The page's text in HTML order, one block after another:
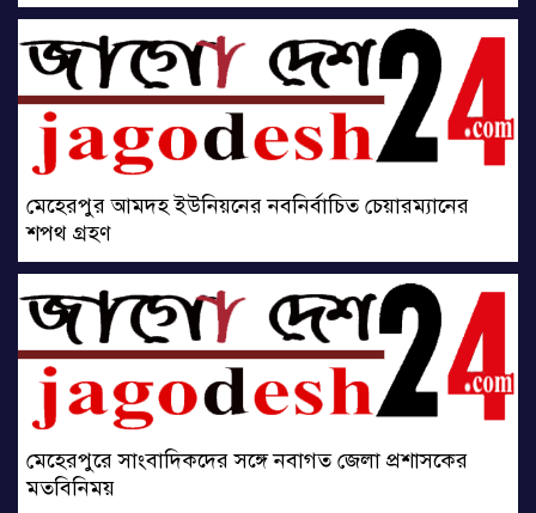
মেহেরপুর আমদহ ইউনিয়নের নবনির্বাচিত চেয়ারম্যানের
শপথ গ্রহণ
মেহেরপুরে সাংবাদিকদের সঙ্গে নবাগত জেলা প্রশাসকের
মতবিনিময়